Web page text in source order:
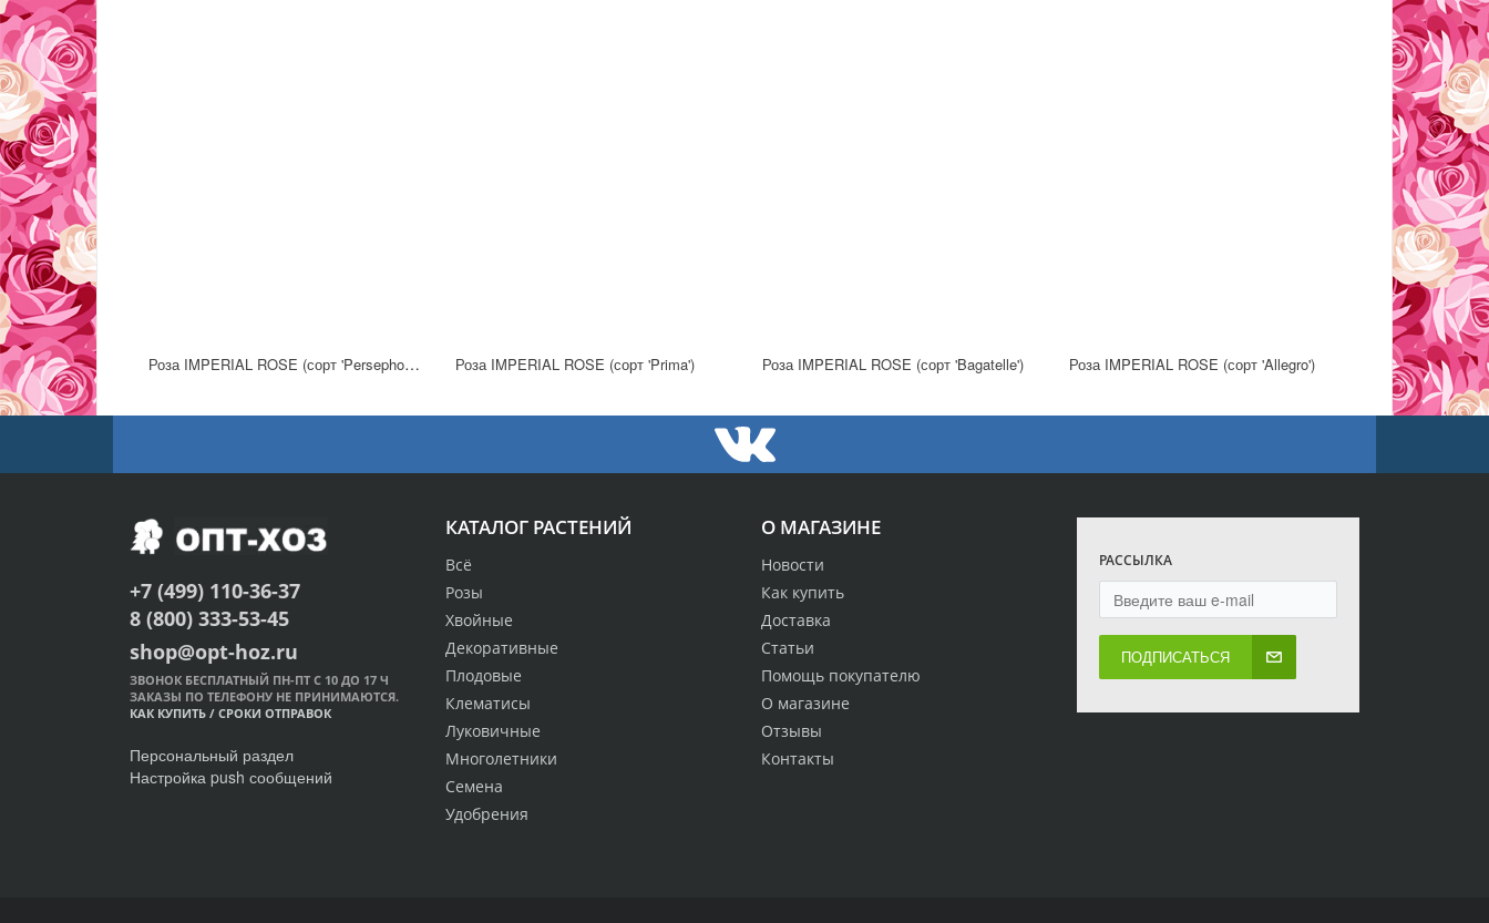
Роза IMPERIAL ROSE (сорт 'Persephony') Роза IMPERIAL ROSE (сорт 'Prima') Роза IMPERIAL ROSE (сорт 'Bagatelle') Роза IMPERIAL ROSE (сорт 'Allegro')
О МАГАЗИНЕ
Новости
Как купить
Доставка
Статьи
Помощь покупателю
О магазине
Отзывы
Контакты
КАТАЛОГ РАСТЕНИЙ
Всё
Розы
Хвойные
Декоративные
Плодовые
Клематисы
Луковичные
Многолетники
Семена
Удобрения
РАССЫЛКА
ПОДПИСАТЬСЯ
+7 (499) 110-36-37
8 (800) 333-53-45
shop@opt-hoz.ru
ЗВОНОК БЕСПЛАТНЫЙ ПН-ПТ С 10 ДО 17 Ч
ЗАКАЗЫ ПО ТЕЛЕФОНУ НЕ ПРИНИМАЮТСЯ.
КАК КУПИТЬ / СРОКИ ОТПРАВОК
Персональный раздел
Настройка push сообщений